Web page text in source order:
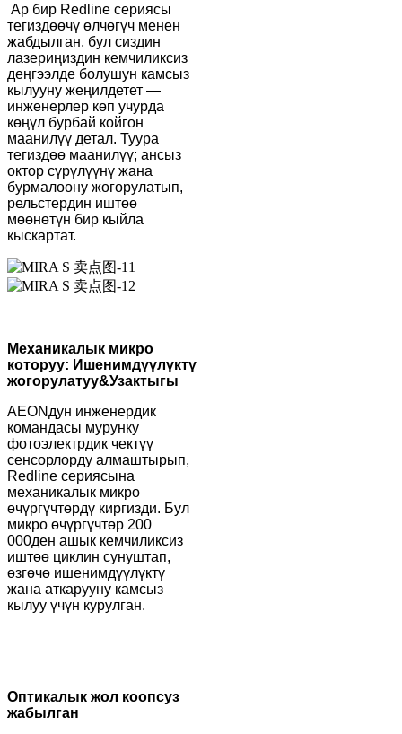
Ар бир Redline сериясы
тегиздөөчү өлчөгүч менен
жабдылган, бул сиздин
лазериңиздин кемчиликсиз
деңгээлде болушун камсыз
кылууну жеңилдетет —
инженерлер көп учурда
көңүл бурбай койгон
маанилүү детал. Туура
тегиздөө маанилүү; ансыз
октор сүрүлүүнү жана
бурмалоону жогорулатып,
рельстердин иштөө
мөөнөтүн бир кыйла
кыскартат.
Механикалык микро
которуу: Ишенимдүүлүктү
жогорулатуу&Узактыгы
AEONдун инженердик
командасы мурунку
фотоэлектрдик чектүү
сенсорлорду алмаштырып,
Redline сериясына
механикалык микро
өчүргүчтөрдү киргизди. Бул
микро өчүргүчтөр 200
000ден ашык кемчиликсиз
иштөө циклин сунуштап,
өзгөчө ишенимдүүлүктү
жана аткарууну камсыз
кылуу үчүн курулган.
Оптикалык жол коопсуз
жабылган